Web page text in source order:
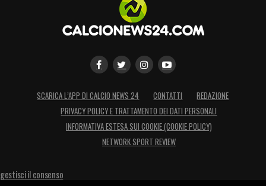
SCARICA L’APP DI CALCIO NEWS 24 CONTATTI
REDAZIONE
PRIVACY POLICY E TRATTAMENTO DEI DATI PERSONALI
INFORMATIVA ESTESA SUI COOKIE (COOKIE POLICY)
NETWORK SPORT REVIEW
gestisci il consenso